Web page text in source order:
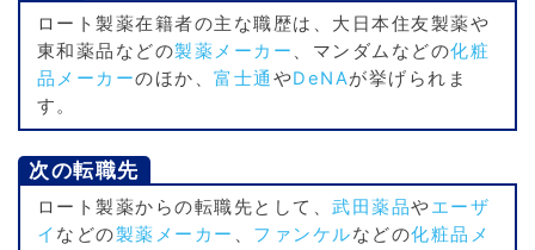
ロート製薬在籍者の主な職歴は、大日本住友製薬や
東和薬品などの製薬メーカー 、マンダムなどの化粧
品メーカーのほか、富士通 やDeNAが挙げられま
す。
次の転職先
ロート製薬からの転職先として、武田薬品やエーザ
イ などの製薬メーカー 、 ファンケルなどの化粧品メ